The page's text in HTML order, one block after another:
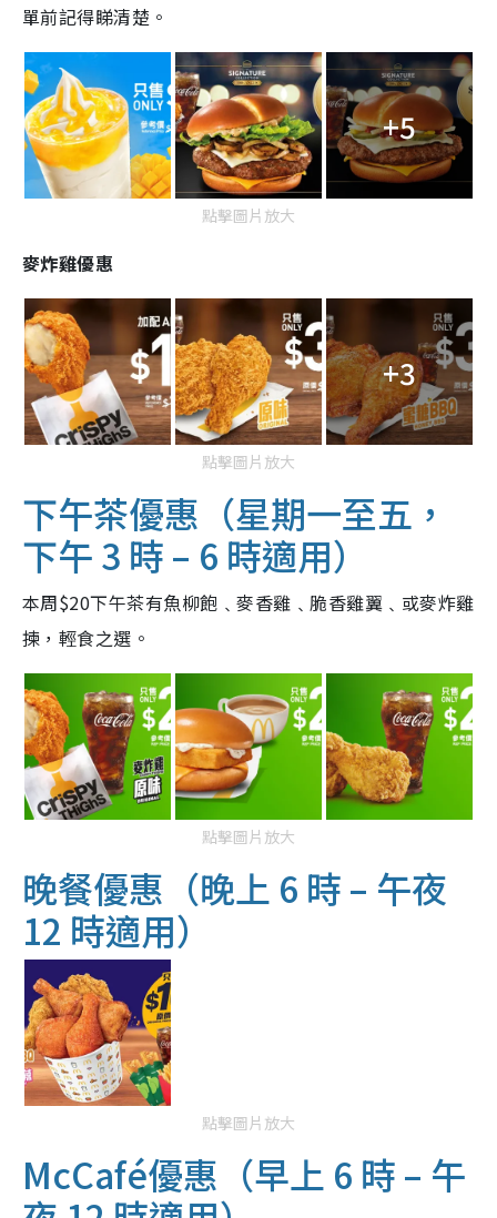
單前記得睇清楚。
+5
點擊圖片放大
麥炸雞優惠
+3
點擊圖片放大
下午茶優惠（星期一至五，
下午 3 時 – 6 時適用）
本周$20下午茶有魚柳飽﹑麥香雞﹑脆香雞翼﹑或麥炸雞
揀，輕食之選。
點擊圖片放大
晚餐優惠（晚上 6 時 – 午夜
12 時適用）
點擊圖片放大
McCafé優惠（早上 6 時 – 午